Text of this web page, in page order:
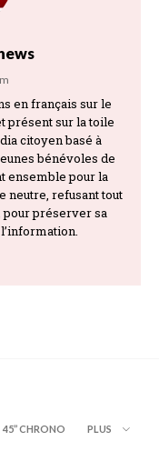
en français sur le
présent sur la toile
citoyen basé à
bénévoles de
ensemble pour la
neutre, refusant tout
pour préserver sa
45’’ CHRONO PLUS